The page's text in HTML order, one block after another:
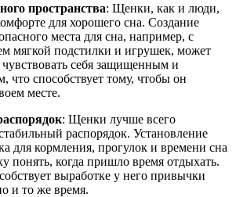
пространства: Щенки, как и люди,
для хорошего сна. Создание
места для сна, например, с
мягкой подстилки и игрушек, может
себя защищенным и
что способствует тому, чтобы он
месте.
: Щенки лучше всего
распорядок. Установление
для кормления, прогулок и времени сна
понять, когда пришло время отдыхать.
выработке у него привычки
и то же время.